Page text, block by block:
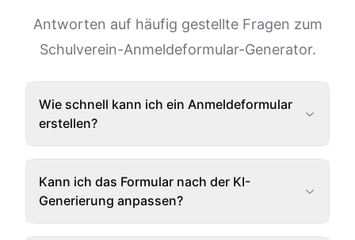
Antworten auf häufig gestellte Fragen zum
Schulverein-Anmeldeformular-Generator.
Wie schnell kann ich ein Anmeldeformular
erstellen?
Kann ich das Formular nach der KI-
Generierung anpassen?